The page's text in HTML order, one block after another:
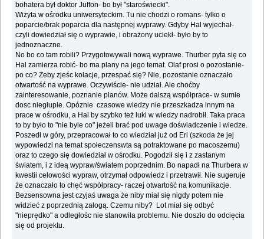
bohatera był doktor Juffon- bo był "staroświecki".
Wizyta w ośrodku uniwersyteckim. Tu nie chodzi o romans- tylko o
poparcie/brak poparcia dla następnej wyprawy. Gdyby Hal wyjechał-
czyli dowiedział się o wyprawie, i obrażony uciekł- było by to
jednoznaczne.
No bo co tam robili? Przygotowywali nową wyprawe. Thurber pyta się co
Hal zamierza robić- bo ma plany na jego temat. Olaf prosi o pozostanie-
po co? Żeby zjeśc kolacje, przespać się? Nie, pozostanie oznaczało
otwartość na wyprawe. Oczywiście- nie udział. Ale choćby
zainteresowanie, poznanie planów. Może dalszą współprace- w sumie
dosc niegłupie. Opóznie czasowe wiedzy nie przeszkadza innym na
prace w ośrodku, a Hal by szybko też luki w wiedzy nadrobił. Taka praca
to by było to "nie byle co" jeżeli brać pod uwage doświadczenie i wiedze.
Poszedł w góry, przepracował to co wiedział już od Eri (szkoda że jej
wypowiedzi na temat społeczenswta są potraktowane po macoszemu)
oraz to czego się dowiedział w ośrodku. Pogodził się i z zastanym
światem, i z ideą wypraw/światem poprzednim. Bo napadł na Thurbera w
kwestii celowości wypraw, otrzymał odpowiedz i przetrawił. Nie sugeruje
że oznaczało to chęć współpracy- raczej otwartość na komunikacje.
Bezsensowna jest czyjaś uwaga że niby miał się nigdy potem nie
widzieć z poprzednią załogą. Czemu niby? Lot miał się odbyć
"nieprędko" a odległośc nie stanowiła problemu. Nie doszło do odcięcia
się od projektu.